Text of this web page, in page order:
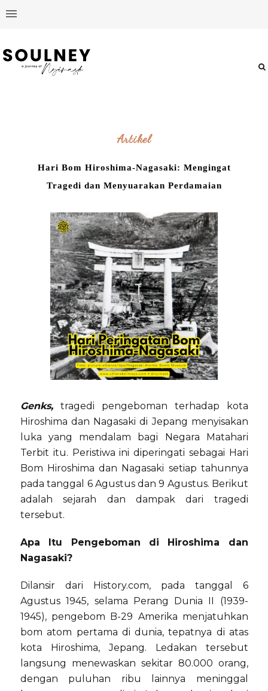
Artikel
Hari Bom Hiroshima-Nagasaki: Mengingat
Tragedi dan Menyuarakan Perdamaian
Genks, tragedi pengeboman terhadap kota
Hiroshima dan Nagasaki di Jepang menyisakan
luka yang mendalam bagi Negara Matahari
Terbit itu. Peristiwa ini diperingati sebagai Hari
Bom Hiroshima dan Nagasaki setiap tahunnya
pada tanggal 6 Agustus dan 9 Agustus. Berikut
adalah sejarah dan dampak dari tragedi
tersebut.
Apa Itu Pengeboman di Hiroshima dan
Nagasaki?
Dilansir dari History.com, pada tanggal 6
Agustus 1945, selama Perang Dunia II (1939-
1945), pengebom B-29 Amerika menjatuhkan
bom atom pertama di dunia, tepatnya di atas
kota Hiroshima, Jepang. Ledakan tersebut
langsung menewaskan sekitar 80.000 orang,
dengan puluhan ribu lainnya meninggal